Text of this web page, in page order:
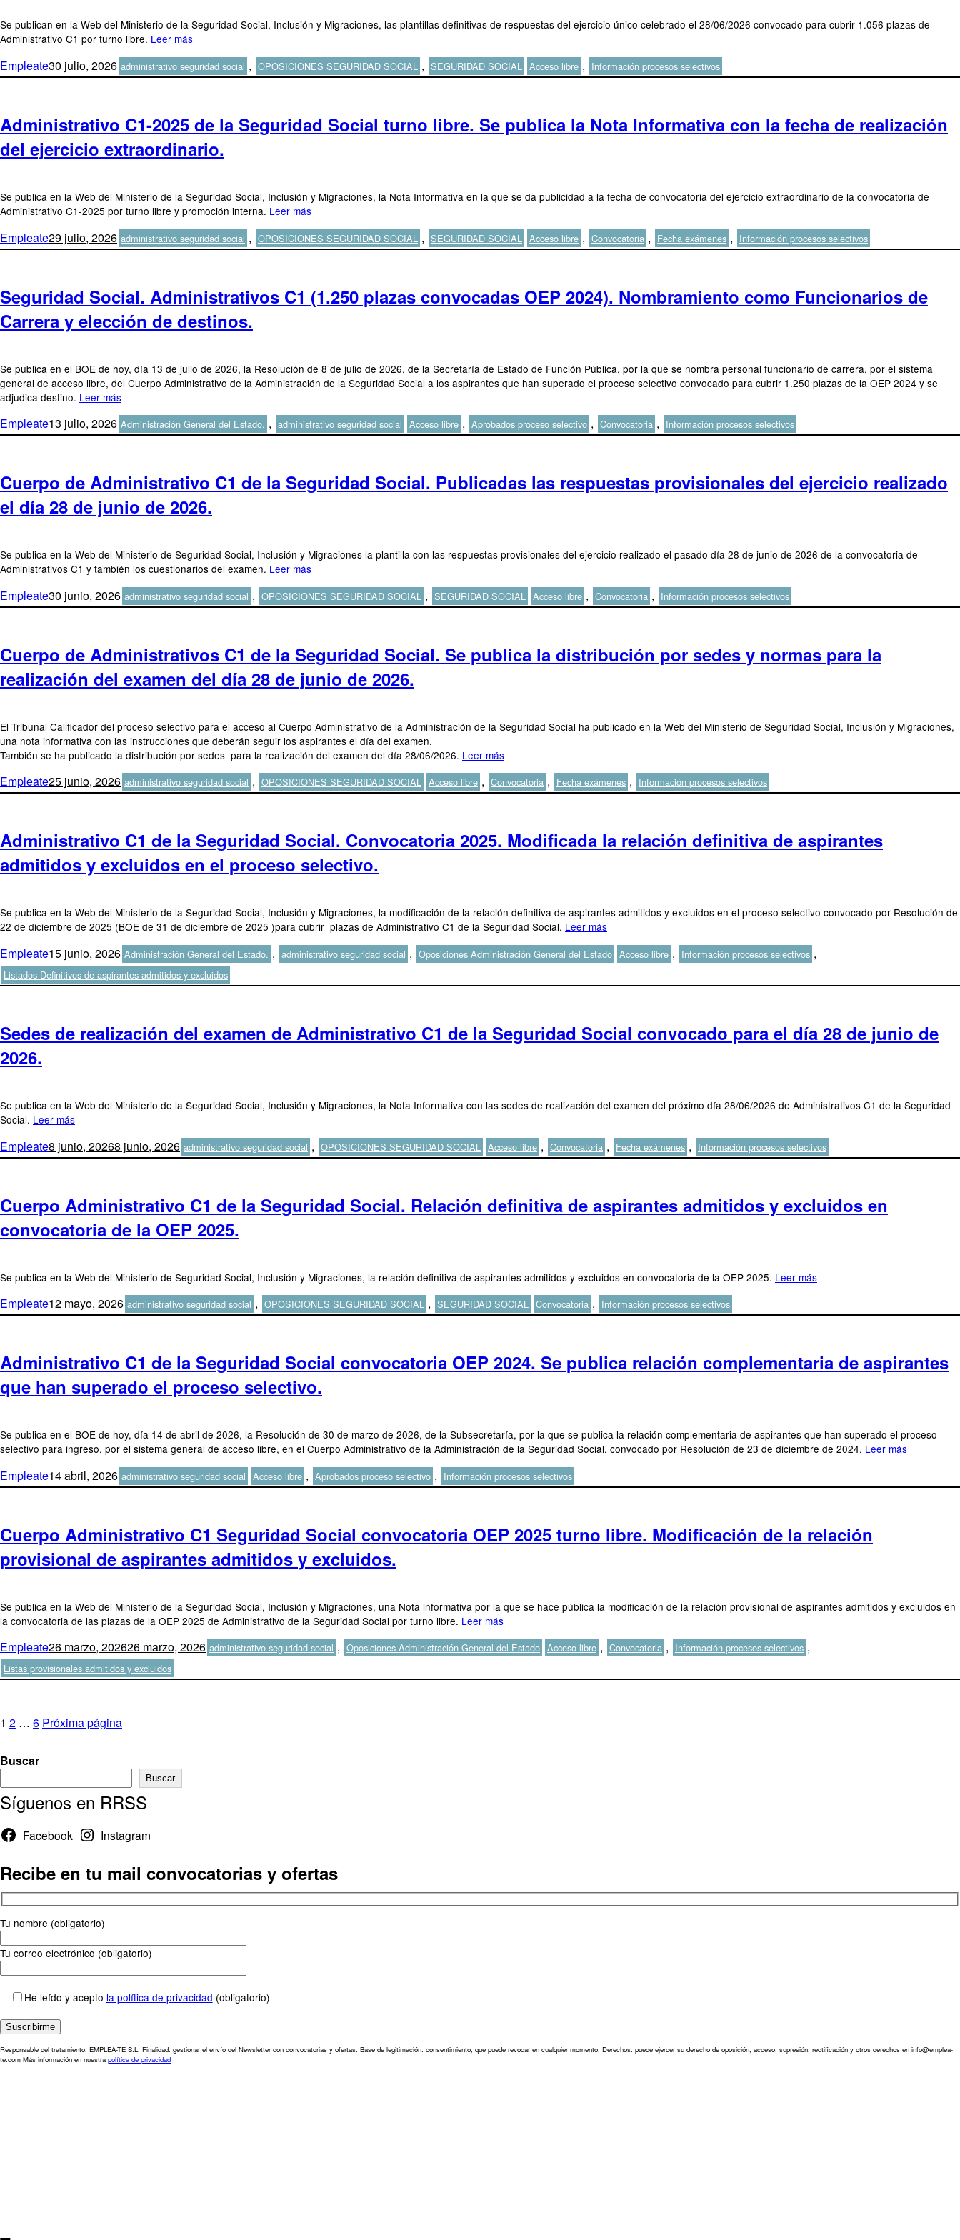
Se publican en la Web del Ministerio de la Seguridad Social, Inclusión y Migraciones, las plantillas definitivas de respuestas del ejercicio único celebrado el 28/06/2026 convocado para cubrir 1.056 plazas de
Administrativo C1 por turno libre. Leer más
Autor
EmpleatePublicado
el
30 julio, 2026Categorías
administrativo seguridad social , OPOSICIONES SEGURIDAD SOCIAL , SEGURIDAD SOCIAL Etiquetas
Acceso libre , Información procesos selectivos
Administrativo C1-2025 de la Seguridad Social turno libre. Se publica la Nota Informativa con la fecha de realización
del ejercicio extraordinario.
Se publica en la Web del Ministerio de la Seguridad Social, Inclusión y Migraciones, la Nota Informativa en la que se da publicidad a la fecha de convocatoria del ejercicio extraordinario de la convocatoria de
Administrativo C1-2025 por turno libre y promoción interna. Leer más
Autor
EmpleatePublicado
el
29 julio, 2026Categorías
administrativo seguridad social , OPOSICIONES SEGURIDAD SOCIAL , SEGURIDAD SOCIAL Etiquetas
Acceso libre , Convocatoria , Fecha exámenes , Información procesos selectivos
Seguridad Social. Administrativos C1 (1.250 plazas convocadas OEP 2024). Nombramiento como Funcionarios de
Carrera y elección de destinos.
Se publica en el BOE de hoy, día 13 de julio de 2026, la Resolución de 8 de julio de 2026, de la Secretaría de Estado de Función Pública, por la que se nombra personal funcionario de carrera, por el sistema
general de acceso libre, del Cuerpo Administrativo de la Administración de la Seguridad Social a los aspirantes que han superado el proceso selectivo convocado para cubrir 1.250 plazas de la OEP 2024 y se
adjudica destino. Leer más
Autor
EmpleatePublicado
el
13 julio, 2026Categorías
Administración General del Estado. , administrativo seguridad social Etiquetas
Acceso libre , Aprobados proceso selectivo , Convocatoria , Información procesos selectivos
Cuerpo de Administrativo C1 de la Seguridad Social. Publicadas las respuestas provisionales del ejercicio realizado
el día 28 de junio de 2026.
Se publica en la Web del Ministerio de Seguridad Social, Inclusión y Migraciones la plantilla con las respuestas provisionales del ejercicio realizado el pasado día 28 de junio de 2026 de la convocatoria de
Administrativos C1 y también los cuestionarios del examen. Leer más
Autor
EmpleatePublicado
el
30 junio, 2026Categorías
administrativo seguridad social , OPOSICIONES SEGURIDAD SOCIAL , SEGURIDAD SOCIAL Etiquetas
Acceso libre , Convocatoria , Información procesos selectivos
Cuerpo de Administrativos C1 de la Seguridad Social. Se publica la distribución por sedes y normas para la
realización del examen del día 28 de junio de 2026.
El Tribunal Calificador del proceso selectivo para el acceso al Cuerpo Administrativo de la Administración de la Seguridad Social ha publicado en la Web del Ministerio de Seguridad Social, Inclusión y Migraciones,
una nota informativa con las instrucciones que deberán seguir los aspirantes el día del examen.
También se ha publicado la distribución por sedes para la realización del examen del día 28/06/2026. Leer más
Autor
EmpleatePublicado
el
25 junio, 2026Categorías
administrativo seguridad social , OPOSICIONES SEGURIDAD SOCIAL Etiquetas
Acceso libre , Convocatoria , Fecha exámenes , Información procesos selectivos
Administrativo C1 de la Seguridad Social. Convocatoria 2025. Modificada la relación definitiva de aspirantes
admitidos y excluidos en el proceso selectivo.
Se publica en la Web del Ministerio de la Seguridad Social, Inclusión y Migraciones, la modificación de la relación definitiva de aspirantes admitidos y excluidos en el proceso selectivo convocado por Resolución de
22 de diciembre de 2025 (BOE de 31 de diciembre de 2025 )para cubrir plazas de Administrativo C1 de la Seguridad Social. Leer más
Autor
EmpleatePublicado
el
15 junio, 2026Categorías
Administración General del Estado. , administrativo seguridad social , Oposiciones Administración General del Estado Etiquetas
Acceso libre , Información procesos selectivos ,
Listados Definitivos de aspirantes admitidos y excluidos
Sedes de realización del examen de Administrativo C1 de la Seguridad Social convocado para el día 28 de junio de
2026.
Se publica en la Web del Ministerio de la Seguridad Social, Inclusión y Migraciones, la Nota Informativa con las sedes de realización del examen del próximo día 28/06/2026 de Administrativos C1 de la Seguridad
Social. Leer más
Autor
EmpleatePublicado
el
8 junio, 20268 junio, 2026Categorías
administrativo seguridad social , OPOSICIONES SEGURIDAD SOCIAL Etiquetas
Acceso libre , Convocatoria , Fecha exámenes , Información procesos selectivos
Cuerpo Administrativo C1 de la Seguridad Social. Relación definitiva de aspirantes admitidos y excluidos en
convocatoria de la OEP 2025.
Se publica en la Web del Ministerio de Seguridad Social, Inclusión y Migraciones, la relación definitiva de aspirantes admitidos y excluidos en convocatoria de la OEP 2025. Leer más
Autor
EmpleatePublicado
el
12 mayo, 2026Categorías
administrativo seguridad social , OPOSICIONES SEGURIDAD SOCIAL , SEGURIDAD SOCIAL Etiquetas
Convocatoria , Información procesos selectivos
Administrativo C1 de la Seguridad Social convocatoria OEP 2024. Se publica relación complementaria de aspirantes
que han superado el proceso selectivo.
Se publica en el BOE de hoy, día 14 de abril de 2026, la Resolución de 30 de marzo de 2026, de la Subsecretaría, por la que se publica la relación complementaria de aspirantes que han superado el proceso
selectivo para ingreso, por el sistema general de acceso libre, en el Cuerpo Administrativo de la Administración de la Seguridad Social, convocado por Resolución de 23 de diciembre de 2024. Leer más
Autor
EmpleatePublicado
el
14 abril, 2026Categorías
administrativo seguridad social Etiquetas
Acceso libre , Aprobados proceso selectivo , Información procesos selectivos
Cuerpo Administrativo C1 Seguridad Social convocatoria OEP 2025 turno libre. Modificación de la relación
provisional de aspirantes admitidos y excluidos.
Se publica en la Web del Ministerio de la Seguridad Social, Inclusión y Migraciones, una Nota informativa por la que se hace pública la modificación de la relación provisional de aspirantes admitidos y excluidos en
la convocatoria de las plazas de la OEP 2025 de Administrativo de la Seguridad Social por turno libre. Leer más
Autor
EmpleatePublicado
el
26 marzo, 202626 marzo, 2026Categorías
administrativo seguridad social , Oposiciones Administración General del Estado Etiquetas
Acceso libre , Convocatoria , Información procesos selectivos ,
Listas provisionales admitidos y excluidos
Paginación
de
entradas
Página
1 Página
2 … Página
6 Próxima página
Buscar
Buscar
Síguenos en RRSS
Facebook Instagram
Recibe en tu mail convocatorias y ofertas
Tu nombre (obligatorio)
Tu correo electrónico (obligatorio)
He leído y acepto la política de privacidad (obligatorio)
Responsable del tratamiento: EMPLEA-TE S.L. Finalidad: gestionar el envío del Newsletter con convocatorias y ofertas. Base de legitimación: consentimiento, que puede revocar en cualquier momento. Derechos: puede ejercer su derecho de oposición, acceso, supresión, rectificación y otros derechos en info@emplea-
te.com Más información en nuestra política de privacidad